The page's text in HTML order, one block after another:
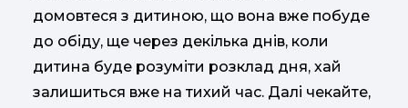
домовтеся з дитиною, що вона вже побуде
до обіду, ще через декілька днів, коли
дитина буде розуміти розклад дня, хай
залишиться вже на тихий час. Далі чекайте,